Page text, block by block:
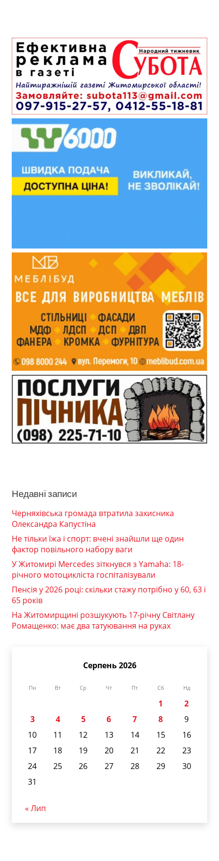
Недавні записи
Черняхівська громада втратила захисника
Олександра Капустіна
Не тільки їжа і спорт: вчені знайшли ще один
фактор повільного набору ваги
У Житомирі Mercedes зіткнувся з Yamaha: 18-
річного мотоцикліста госпіталізували
Пенсія у 2026 році: скільки стажу потрібно у 60, 63 і
65 років
На Житомирщині розшукують 17-річну Світлану
Ромащенко: має два татуювання на руках
Серпень 2026
Пн Вт Ср Чт Пт Сб Нд
1
2
3
4 5 6 7 8
9
10
11 12 13 14 15
16
17
18 19 20 21 22
23
24
25 26 27 28 29
30
31
« Лип